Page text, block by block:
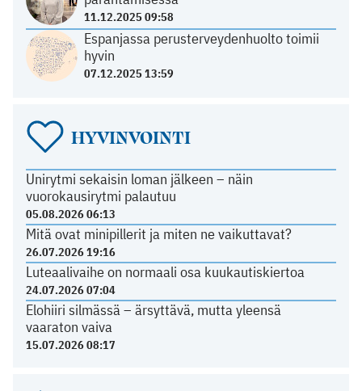
11.12.2025 09:58
Espanjassa perusterveydenhuolto toimii
hyvin
07.12.2025 13:59
HYVINVOINTI
Unirytmi sekaisin loman jälkeen – näin
vuorokausirytmi palautuu
05.08.2026 06:13
Mitä ovat minipillerit ja miten ne vaikuttavat?
26.07.2026 19:16
Luteaalivaihe on normaali osa kuukautiskiertoa
24.07.2026 07:04
Elohiiri silmässä – ärsyttävä, mutta yleensä
vaaraton vaiva
15.07.2026 08:17